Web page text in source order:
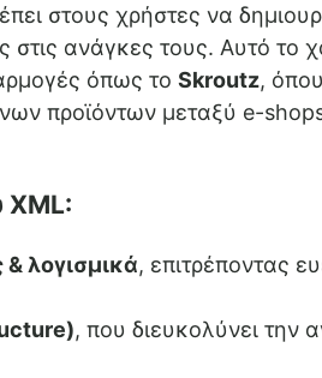
στους χρήστες να
στις ανάγκες τους. Αυτό το
όπως το Skroutz,
προϊόντων μεταξύ e-
XML:
λογισμικά, επιτρέποντας
, που διευκολύνει την